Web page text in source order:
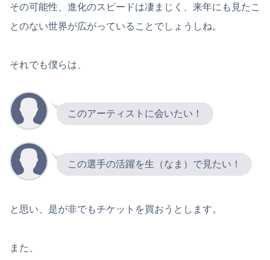
その可能性、進化のスピードは凄まじく、来年にも見たこ
とのない世界が広がっていることでしょうしね。
それでも僕らは、
このアーティストに会いたい！
この選手の活躍を生（なま）で見たい！
と思い、是が非でもチケットを買おうとします。
また、